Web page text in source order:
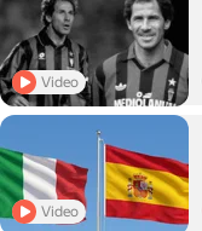
Video
Video